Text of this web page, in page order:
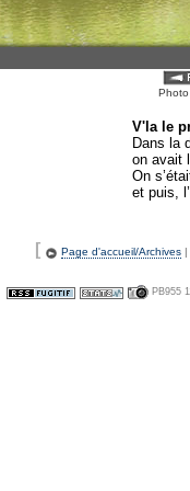
Photo
V'la le
Dans la
on avait
On
et puis,
[ Page d'accueil/Archives |
PB955